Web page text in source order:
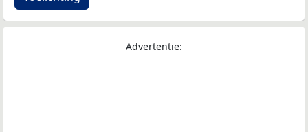
Advertentie: